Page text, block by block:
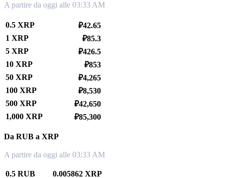
A partire da oggi alle 03:33 AM
0.5 XRP
₽42.65
1 XRP
₽85.3
5 XRP
₽426.5
10 XRP
₽853
50 XRP
₽4,265
100 XRP
₽8,530
500 XRP
₽42,650
1,000 XRP
₽85,300
Da RUB a XRP
A partire da oggi alle 03:33 AM
0.5 RUB
0.005862 XRP